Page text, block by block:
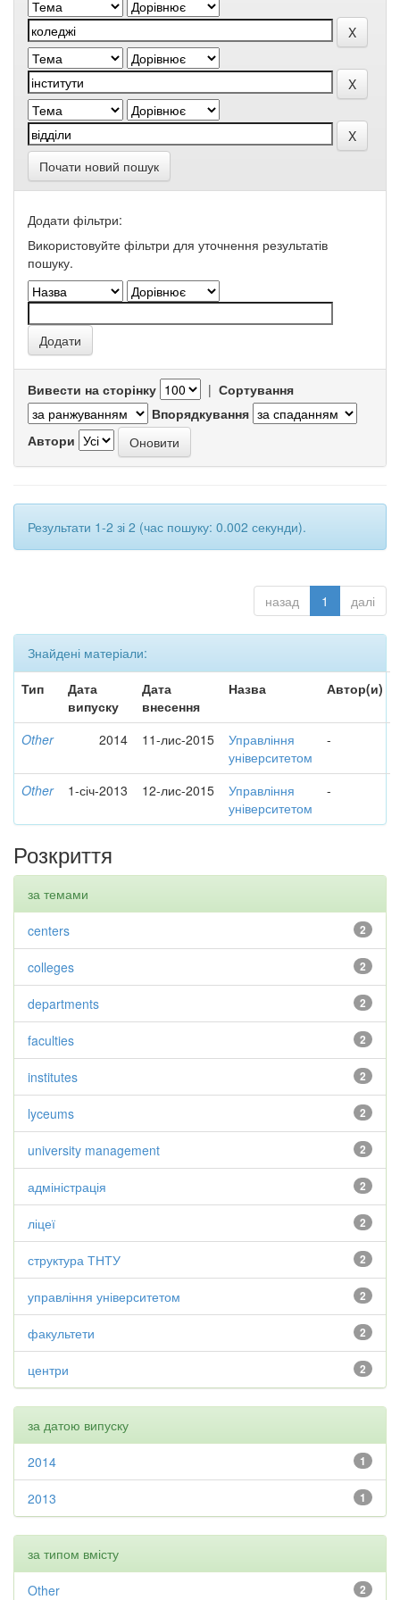
Почати новий пошук
Додати фільтри:
Використовуйте фільтри для уточнення результатів
пошуку.
Вивести на сторінку | Сортування
Впорядкування
Автори
Результати 1-2 зі 2 (час пошуку: 0.002 секунди).
назад 1 далі
Знайдені матеріали:
Тип
Дата
випуску
Дата
внесення
Назва Автор(и)
Other 2014 11-лис-2015
Управління
університетом
-
Other 1-січ-2013 12-лис-2015
Управління
університетом
-
Розкриття
за темами
2
centers
2
colleges
2
departments
2
faculties
2
institutes
2
lyceums
2
university management
2
адміністрація
2
ліцеї
2
структура ТНТУ
2
управління університетом
2
факультети
2
центри
за датою випуску
1
2014
1
2013
за типом вмісту
2
Other